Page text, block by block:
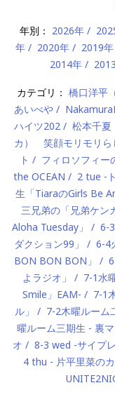
年別： 2026年
年
2020年 2019年
2014年
カテゴリ： 橋口洋平
あいべや
ハイツ202
松本千
カ） 笑顔モリモリ
ト
フィロソフィ
the OCEAN
2 tue -
生「TiaraのGirls Be
三兄弟の「兄弟ケン
Aloha Tuesday」
6-
ダクション99」
6-4
BON BON BON」
よラジオ」
7-1水
Smile」EAM-
7-1
ル」
7-2木曜ルーム
曜ルーム三期生 - 裏
オ
8-3 wed -サイプ
4 thu - 片平里菜の